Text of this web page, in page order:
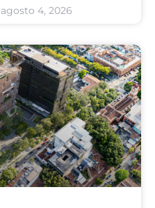
agosto 4, 2026